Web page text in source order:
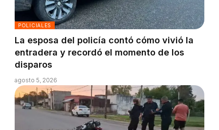
POLICIALES
La esposa del policía contó cómo vivió la
entradera y recordó el momento de los
disparos
agosto 5, 2026